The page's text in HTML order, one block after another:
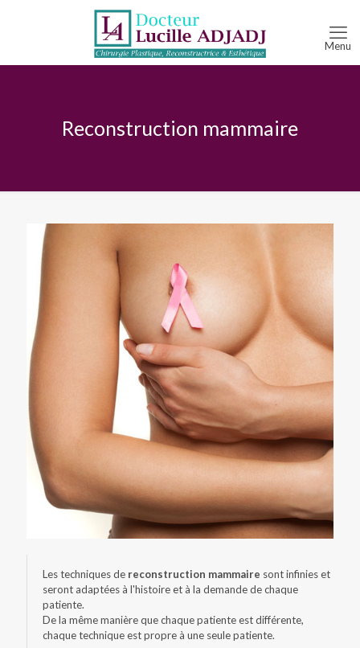
Reconstruction mammaire
Les techniques de reconstruction mammaire sont infinies et
seront adaptées à l'histoire et à la demande de chaque
patiente.
De la même manière que chaque patiente est différente,
chaque technique est propre à une seule patiente.